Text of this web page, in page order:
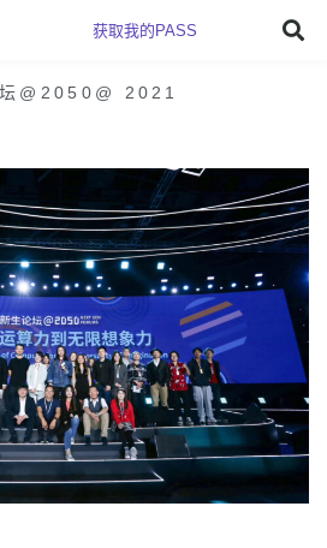
获取我的PASS
@2050 @ 2021